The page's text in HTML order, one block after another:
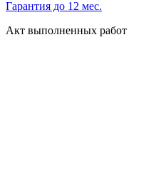
Гарантия до 12 мес.
Акт выполненных работ